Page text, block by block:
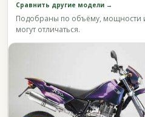
Сравнить другие модели →
Подобраны по объёму, мощности
могут отличаться.